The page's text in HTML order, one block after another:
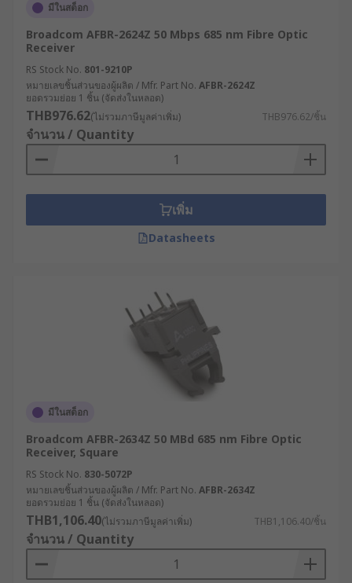
มีในสต็อก
Broadcom AFBR-2624Z 50 Mbps 685 nm Fibre Optic
Receiver
RS Stock No. 801-9210P
หมายเลขชิ้นส่วนของผู้ผลิต / Mfr. Part No. AFBR-2624Z
ยอดรวมย่อย 1 ชิ้น (จัดส่งในหลอด)
THB976.62(ไม่รวมภาษีมูลค่าเพิ่ม) THB976.62/ชิ้น
จำนวน / Quantity
เพิ่ม
Datasheets
มีในสต็อก
Broadcom AFBR-2634Z 50 MBd 685 nm Fibre Optic
Receiver, Square
RS Stock No. 830-5072P
หมายเลขชิ้นส่วนของผู้ผลิต / Mfr. Part No. AFBR-2634Z
ยอดรวมย่อย 1 ชิ้น (จัดส่งในหลอด)
THB1,106.40(ไม่รวมภาษีมูลค่าเพิ่ม) THB1,106.40/ชิ้น
จำนวน / Quantity